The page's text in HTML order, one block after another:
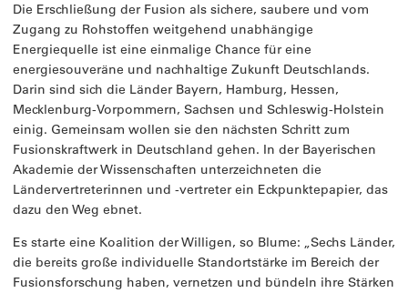
Die Erschließung der Fusion als sichere, saubere und vom
Zugang zu Rohstoffen weitgehend unabhängige
Energiequelle ist eine einmalige Chance für eine
energiesouveräne und nachhaltige Zukunft Deutschlands.
Darin sind sich die Länder Bayern, Hamburg, Hessen,
Mecklenburg-Vorpommern, Sachsen und Schleswig-Holstein
einig. Gemeinsam wollen sie den nächsten Schritt zum
Fusionskraftwerk in Deutschland gehen. In der Bayerischen
Akademie der Wissenschaften unterzeichneten die
Ländervertreterinnen und -vertreter ein Eckpunktepapier, das
dazu den Weg ebnet.
Es starte eine Koalition der Willigen, so Blume: „Sechs Länder,
die bereits große individuelle Standortstärke im Bereich der
Fusionsforschung haben, vernetzen und bündeln ihre Stärken